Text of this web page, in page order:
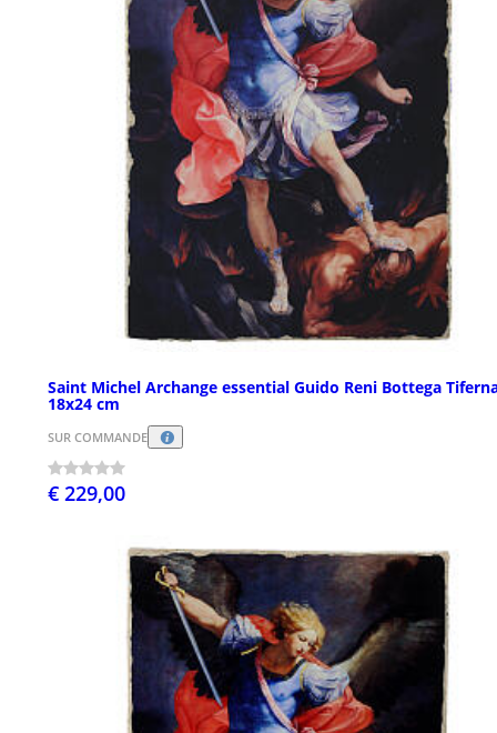
Saint Michel Archange essential Guido Reni Bottega
18x24 cm
SUR COMMANDE
€ 229,00